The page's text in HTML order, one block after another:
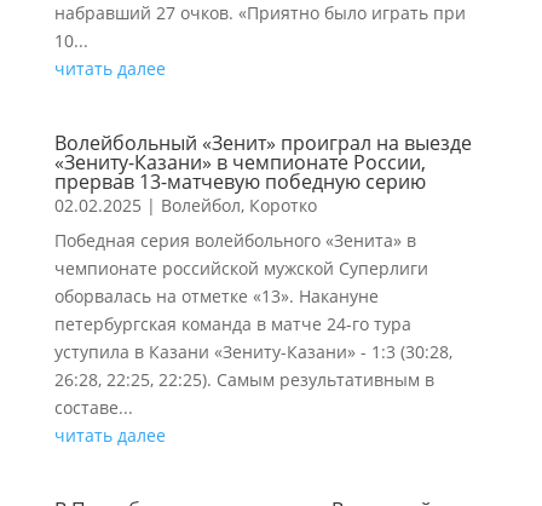
набравший 27 очков. «Приятно было играть при
10...
читать далее
Волейбольный «Зенит» проиграл на выезде
«Зениту-Казани» в чемпионате России,
прервав 13-матчевую победную серию
02.02.2025 | Волейбол, Коротко
Победная серия волейбольного «Зенита» в
чемпионате российской мужской Суперлиги
оборвалась на отметке «13». Накануне
петербургская команда в матче 24-го тура
уступила в Казани «Зениту-Казани» - 1:3 (30:28,
26:28, 22:25, 22:25). Самым результативным в
составе...
читать далее